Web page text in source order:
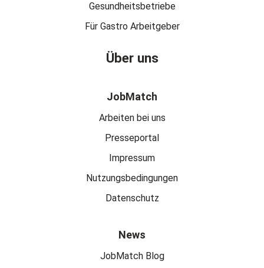
Gesundheitsbetriebe
Für Gastro Arbeitgeber
Über uns
JobMatch
Arbeiten bei uns
Presseportal
Impressum
Nutzungsbedingungen
Datenschutz
News
JobMatch Blog